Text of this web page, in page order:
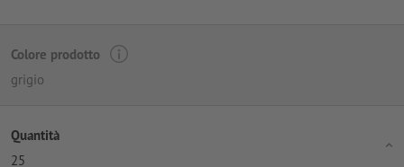
Colore prodotto
grigio
Quantità
25